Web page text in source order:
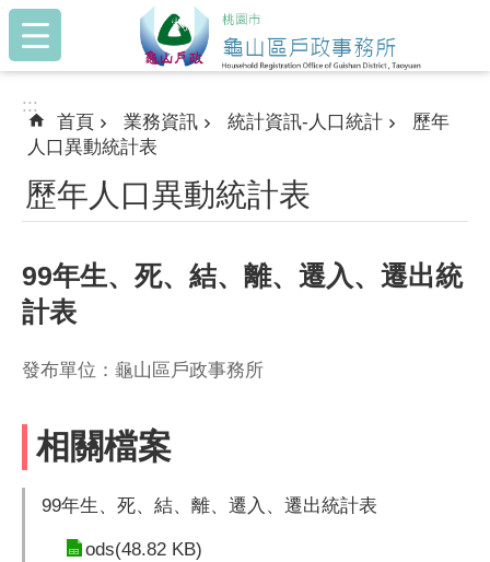
跳到主要內容區塊
:::
:::
首頁 業務資訊 統計資訊-人口統計
歷年
人口異動統計表
歷年人口異動統計表
99年生、死、結、離、遷入、遷出統
計表
發布單位：龜山區戶政事務所
相關檔案
99年生、死、結、離、遷入、遷出統計表
ods(48.82 KB)